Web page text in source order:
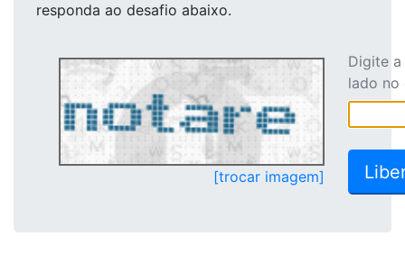
responda ao desafio abaixo.
[trocar imagem]
Digite
lado no